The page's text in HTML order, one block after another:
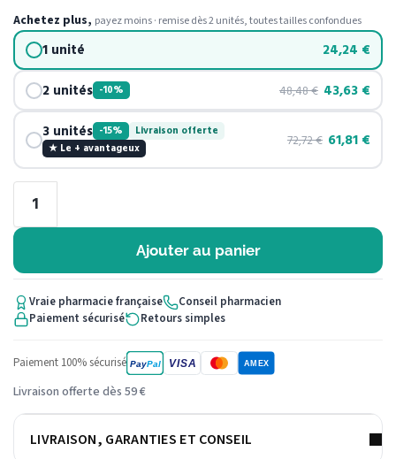
Achetez plus, payez moins · remise dès 2 unités, toutes tailles confondues
1 unité 24,24 €
2 unités -10% 48,48€ 43,63 €
3 unités -15%
Livraison offerte
★ Le + avantageux
72,72€ 61,81 €
Ajouter au panier
Vraie pharmacie française
Conseil pharmacien
Paiement sécurisé
Retours simples
Paiement 100% sécurisé PayPal VISA AMEX
Livraison offerte dès 59 €
LIVRAISON, GARANTIES ET CONSEIL